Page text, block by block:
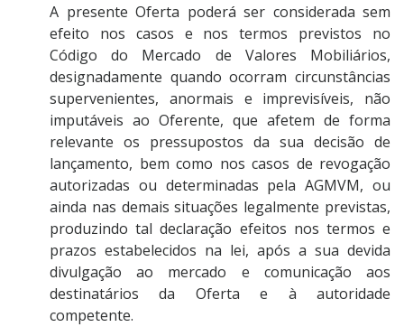
A presente Oferta poderá ser considerada sem
efeito nos casos e nos termos previstos no
Código do Mercado de Valores Mobiliários,
designadamente quando ocorram circunstâncias
supervenientes, anormais e imprevisíveis, não
imputáveis ao Oferente, que afetem de forma
relevante os pressupostos da sua decisão de
lançamento, bem como nos casos de revogação
autorizadas ou determinadas pela AGMVM, ou
ainda nas demais situações legalmente previstas,
produzindo tal declaração efeitos nos termos e
prazos estabelecidos na lei, após a sua devida
divulgação ao mercado e comunicação aos
destinatários da Oferta e à autoridade
competente.